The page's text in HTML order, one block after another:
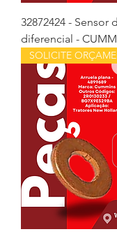
32872424 - Sensor
diferencial -
SOLICITE